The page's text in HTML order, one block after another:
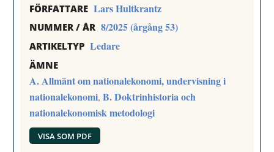
FÖRFATTARE Lars Hultkrantz
NUMMER / ÅR 8/2025 (årgång 53)
ARTIKELTYP Ledare
ÄMNE
A. Allmänt om nationalekonomi, undervisning i
nationalekonomi,B. Doktrinhistoria och
nationalekonomisk metodologi
VISA SOM PDF